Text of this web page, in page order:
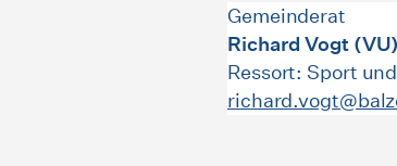
Gemeinderat
Richard Vogt (VU)
Ressort: Sport